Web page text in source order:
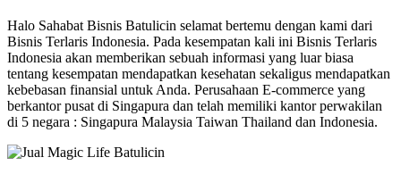
Halo Sahabat Bisnis Batulicin selamat bertemu dengan kami dari
Bisnis Terlaris Indonesia. Pada kesempatan kali ini Bisnis Terlaris
Indonesia akan memberikan sebuah informasi yang luar biasa
tentang kesempatan mendapatkan kesehatan sekaligus mendapatkan
kebebasan finansial untuk Anda. Perusahaan E-commerce yang
berkantor pusat di Singapura dan telah memiliki kantor perwakilan
di 5 negara : Singapura Malaysia Taiwan Thailand dan Indonesia.